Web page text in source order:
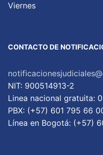
Viernes
CONTACTO DE
NIT: 900514913-2
Linea nacional gratuita:
PBX: (+57) 601 795 66
Lí­nea en Bogotá: (+57)